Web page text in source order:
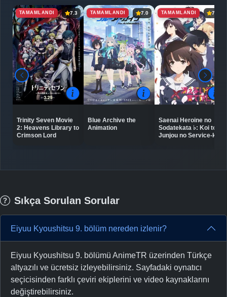
TAMAMLANDI 7.3
Trinity Seven Movie
2: Heavens Library to
Crimson Lord
TAMAMLANDI 7.0
Blue Archive the
Animation
TAMAMLANDI 7.4
Saenai Heroine no
Sodatekata ♭: Koi to
Junjou no Service-kai
Sıkça Sorulan Sorular
Eiyuu Kyoushitsu 9. bölüm nereden izlenir?
Eiyuu Kyoushitsu 9. bölümü AnimeTR üzerinden Türkçe
altyazılı ve ücretsiz izleyebilirsiniz. Sayfadaki oynatıcı
seçicisinden farklı çeviri ekiplerini ve video kaynaklarını
değiştirebilirsiniz.